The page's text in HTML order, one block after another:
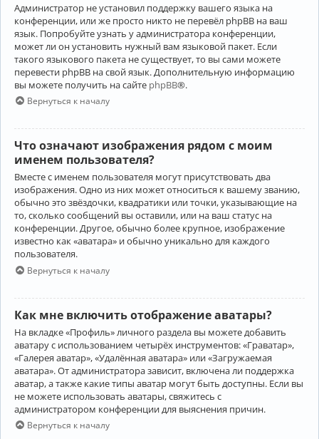
Администратор не установил поддержку вашего языка на
конференции, или же просто никто не перевёл phpBB на ваш
язык. Попробуйте узнать у администратора конференции,
может ли он установить нужный вам языковой пакет. Если
такого языкового пакета не существует, то вы сами можете
перевести phpBB на свой язык. Дополнительную информацию
вы можете получить на сайте phpBB®.
Вернуться к началу
Что означают изображения рядом с моим
именем пользователя?
Вместе с именем пользователя могут присутствовать два
изображения. Одно из них может относиться к вашему званию,
обычно это звёздочки, квадратики или точки, указывающие на
то, сколько сообщений вы оставили, или на ваш статус на
конференции. Другое, обычно более крупное, изображение
известно как «аватара» и обычно уникально для каждого
пользователя.
Вернуться к началу
Как мне включить отображение аватары?
На вкладке «Профиль» личного раздела вы можете добавить
аватару с использованием четырёх инструментов: «Граватар»,
«Галерея аватар», «Удалённая аватара» или «Загружаемая
аватара». От администратора зависит, включена ли поддержка
аватар, а также какие типы аватар могут быть доступны. Если вы
не можете использовать аватары, свяжитесь с
администратором конференции для выяснения причин.
Вернуться к началу